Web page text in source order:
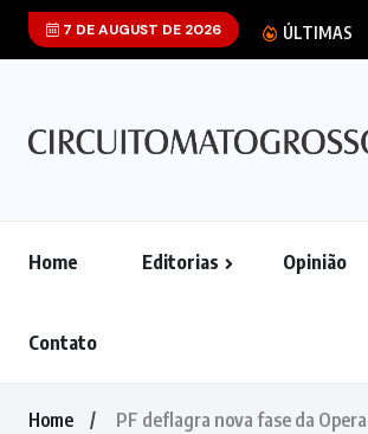
7 DE AUGUST DE 2026 ÚLTIMAS
Home Editorias Opinião
Contato
Home PF deflagra nova fase da